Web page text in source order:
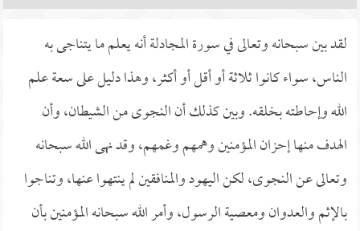
لقد بين سبحانه وتعالى في سورة المجادلة أنه يعلم ما يتناجى به
الناس، سواء كانوا ثلاثة أو أقل أو أكثر، وهذا دليل على سعة علم
الله وإحاطته بخلقه. وبين كذلك أن النجوى من الشيطان، وأن
الهدف منها إحزان المؤمنين وهمهم وغمهم، وقد نهى الله سبحانه
وتعالى عن النجوى، لكن اليهود والمنافقين لم ينتهوا عنها، وتناجوا
بالإثم والعدوان ومعصية الرسول، وأمر الله سبحانه المؤمنين بأن